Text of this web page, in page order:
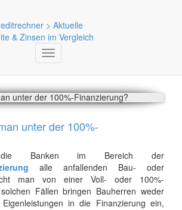
Toggle
navigation
unter der 100%-
die Banken im Bereich der
alle anfallenden Bau- oder
man von einer Voll- oder 100%-
Fällen bringen Bauherren weder
in die Finanzierung ein,